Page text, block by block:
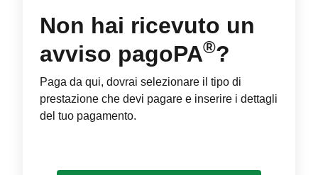
Non hai ricevuto un
avviso pagoPA®?
Paga da qui, dovrai selezionare il tipo di
prestazione che devi pagare e inserire i dettagli
del tuo pagamento.